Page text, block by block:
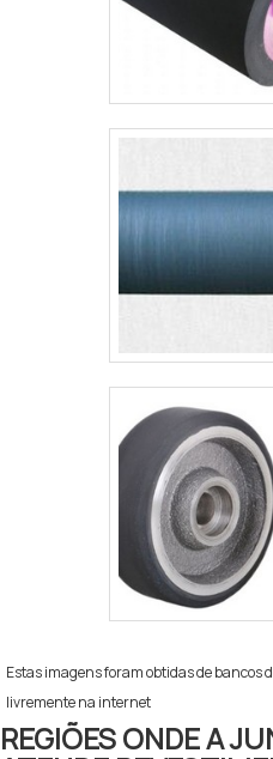
Estas imagens foram obtidas de bancos
livremente na internet
REGIÕES ONDE A